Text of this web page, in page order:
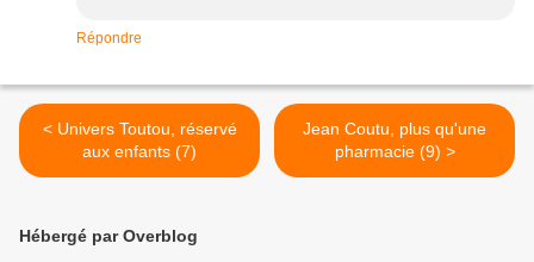
Répondre
< Univers Toutou, réservé
aux enfants (7)
Jean Coutu, plus qu'une
pharmacie (9) >
Hébergé par Overblog